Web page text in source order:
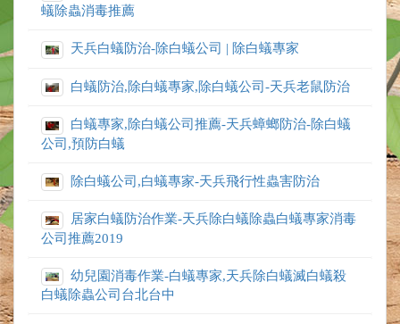
蟻除蟲消毒推薦
天兵白蟻防治-除白蟻公司 | 除白蟻專家
白蟻防治,除白蟻專家,除白蟻公司-天兵老鼠防治
白蟻專家,除白蟻公司推薦-天兵蟑螂防治-除白蟻
公司,預防白蟻
除白蟻公司,白蟻專家-天兵飛行性蟲害防治
居家白蟻防治作業-天兵除白蟻除蟲白蟻專家消毒
公司推薦2019
幼兒園消毒作業-白蟻專家,天兵除白蟻滅白蟻殺
白蟻除蟲公司台北台中